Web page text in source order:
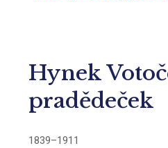
Hynek
pradědeček
1839–1911